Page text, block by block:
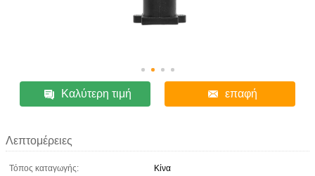
Καλύτερη τιμή επαφή
Λεπτομέρειες
Τόπος καταγωγής:
Κίνα